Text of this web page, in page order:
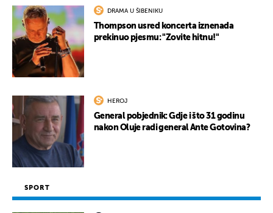
DRAMA U ŠIBENIKU
Thompson usred koncerta iznenada
prekinuo pjesmu: "Zovite hitnu!"
HEROJ
General pobjednik: Gdje i što 31 godinu
nakon Oluje radi general Ante Gotovina?
SPORT